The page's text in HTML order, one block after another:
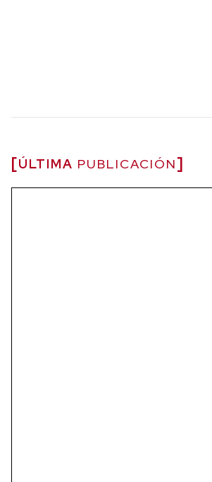
ÚLTIMA PUBLICACIÓN